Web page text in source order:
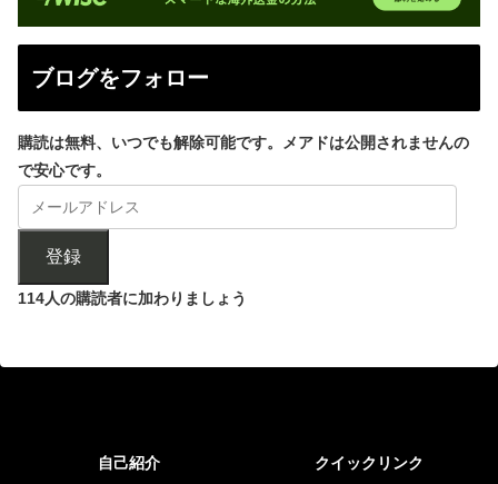
ブログをフォロー
購読は無料、いつでも解除可能です。メアドは公開されませんの
で安心です。
登録
114人の購読者に加わりましょう
自己紹介 クイックリンク